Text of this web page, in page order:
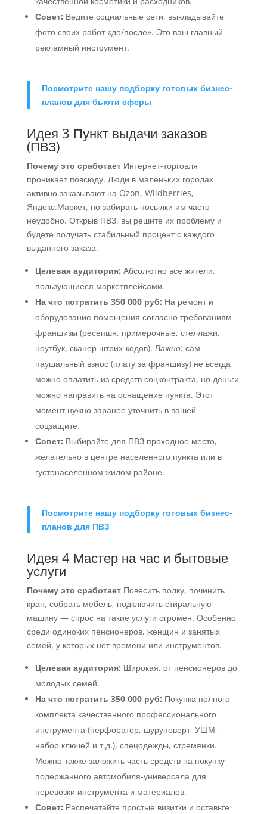
Совет: Ведите социальные сети, выкладывайте
фото своих работ «до/после». Это ваш главный
рекламный инструмент.
Посмотрите нашу подборку готовых бизнес-
планов для бьюти сферы
Идея 3 Пункт выдачи заказов
(ПВЗ)
Почему это сработаетИнтернет-торговля
проникает повсюду. Люди в маленьких городах
активно заказывают на Ozon, Wildberries,
Яндекс.Маркет, но забирать посылки им часто
неудобно. Открыв ПВЗ, вы решите их проблему и
будете получать стабильный процент с каждого
выданного заказа.
Целевая аудитория: Абсолютно все жители,
пользующиеся маркетплейсами.
На что потратить 350 000 руб: На ремонт и
оборудование помещения согласно требованиям
франшизы (ресепшн, примерочные, стеллажи,
ноутбук, сканер штрих-кодов). Важно: сам
паушальный взнос (плату за франшизу) не всегда
можно оплатить из средств соцконтракта, но деньги
можно направить на оснащение пункта. Этот
момент нужно заранее уточнить в вашей
соцзащите.
Совет: Выбирайте для ПВЗ проходное место,
желательно в центре населенного пункта или в
густонаселенном жилом районе.
Посмотрите нашу подборку готовых бизнес-
планов для ПВЗ
Идея 4 Мастер на час и бытовые
услуги
Почему это сработаетПовесить полку, починить
кран, собрать мебель, подключить стиральную
машину — спрос на такие услуги огромен. Особенно
среди одиноких пенсионеров, женщин и занятых
семей, у которых нет времени или инструментов.
Целевая аудитория: Широкая, от пенсионеров до
молодых семей.
На что потратить 350 000 руб: Покупка полного
комплекта качественного профессионального
инструмента (перфоратор, шуруповерт, УШМ,
набор ключей и т.д.), спецодежды, стремянки.
Можно также заложить часть средств на покупку
подержанного автомобиля-универсала для
перевозки инструмента и материалов.
Совет: Распечатайте простые визитки и оставьте